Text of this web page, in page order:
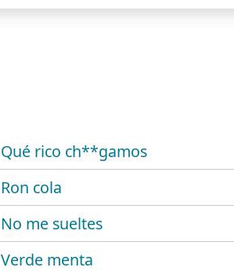
Qué rico ch**gamos
Ron cola
No me sueltes
Verde menta